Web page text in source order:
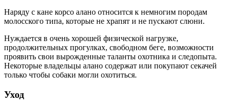
Наряду с кане корсо алано относится к немногим породам
молосского типа, которые не храпят и не пускают слюни.
Нуждается в очень хорошей физической нагрузке,
продолжительных прогулках, свободном беге, возможности
проявить свои вырожденные таланты охотника и следопыта.
Некоторые владельцы алано содержат или покупают секачей
только чтобы собаки могли охотиться.
Уход